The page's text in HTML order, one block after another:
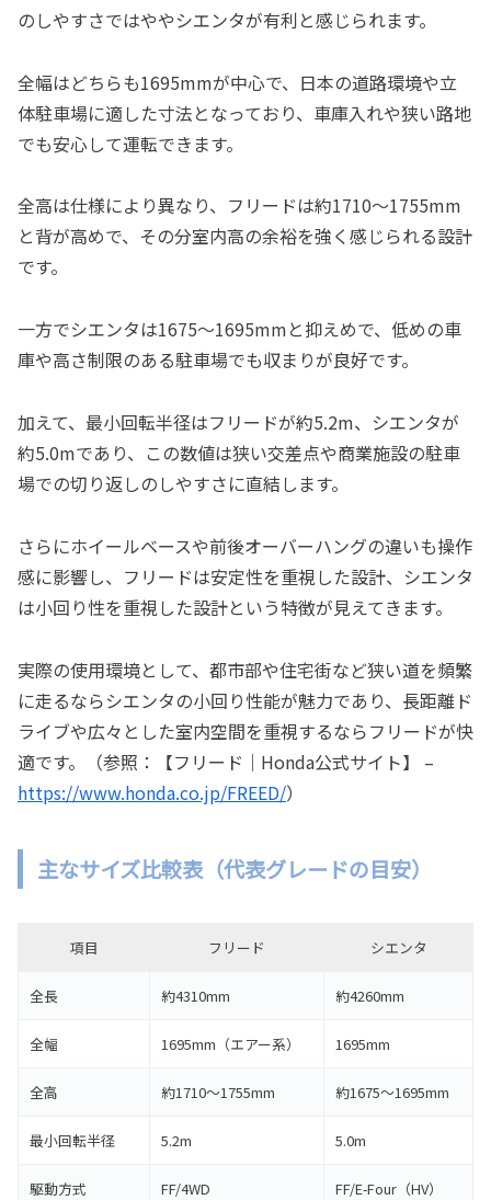
のしやすさではややシエンタが有利と感じられます。
全幅はどちらも1695mmが中心で、日本の道路環境や立
体駐車場に適した寸法となっており、車庫入れや狭い路地
でも安心して運転できます。
全高は仕様により異なり、フリードは約1710〜1755mm
と背が高めで、その分室内高の余裕を強く感じられる設計
です。
一方でシエンタは1675〜1695mmと抑えめで、低めの車
庫や高さ制限のある駐車場でも収まりが良好です。
加えて、最小回転半径はフリードが約5.2m、シエンタが
約5.0mであり、この数値は狭い交差点や商業施設の駐車
場での切り返しのしやすさに直結します。
さらにホイールベースや前後オーバーハングの違いも操作
感に影響し、フリードは安定性を重視した設計、シエンタ
は小回り性を重視した設計という特徴が見えてきます。
実際の使用環境として、都市部や住宅街など狭い道を頻繁
に走るならシエンタの小回り性能が魅力であり、長距離ド
ライブや広々とした室内空間を重視するならフリードが快
適です。（参照：【フリード｜Honda公式サイト】 –
https://www.honda.co.jp/FREED/）
主なサイズ比較表（代表グレードの目安）
項目 フリード シエンタ
全長 約4310mm 約4260mm
全幅 1695mm（エアー系） 1695mm
全高 約1710〜1755mm 約1675〜1695mm
最小回転半径 5.2m 5.0m
駆動方式 FF/4WD FF/E-Four（HV）